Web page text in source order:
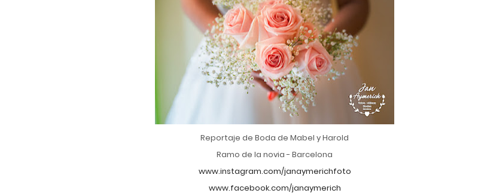
Reportaje de Boda de Mabel y Harold
Ramo de la novia - Barcelona
www.instagram.com/janaymerichfoto
www.facebook.com/janaymerich